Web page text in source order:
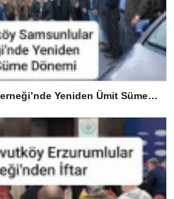
Arnavutköy Samsunlular Derneği’nde Yeniden Ümit Süme Dönemi